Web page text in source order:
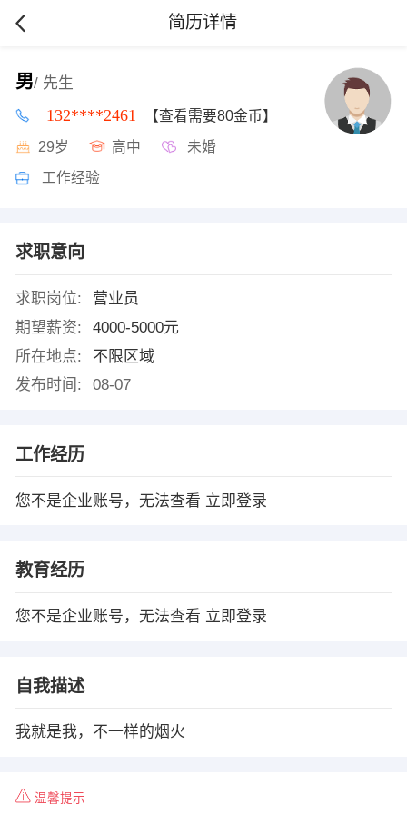
简历详情
男/ 先生
132****2461 【查看需要80金币】
29岁 高中 未婚
工作经验
求职意向
求职岗位:
营业员
期望薪资:
4000-5000元
所在地点:
不限区域
发布时间:
08-07
工作经历
您不是企业账号，无法查看 立即登录
教育经历
您不是企业账号，无法查看 立即登录
自我描述
我就是我，不一样的烟火
温馨提示